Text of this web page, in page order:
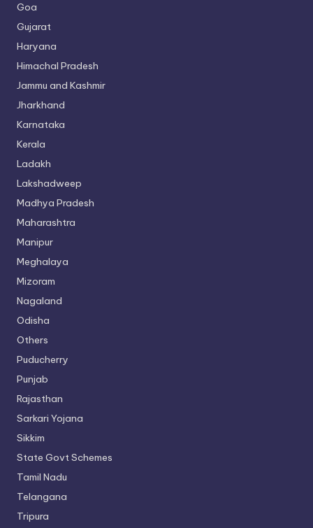
Goa
Gujarat
Haryana
Himachal Pradesh
Jammu and Kashmir
Jharkhand
Karnataka
Kerala
Ladakh
Lakshadweep
Madhya Pradesh
Maharashtra
Manipur
Meghalaya
Mizoram
Nagaland
Odisha
Others
Puducherry
Punjab
Rajasthan
Sarkari Yojana
Sikkim
State Govt Schemes
Tamil Nadu
Telangana
Tripura